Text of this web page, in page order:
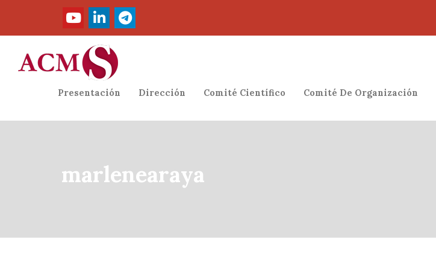
Presentación Dirección Comité Científico Comité De Organización
marlenearaya